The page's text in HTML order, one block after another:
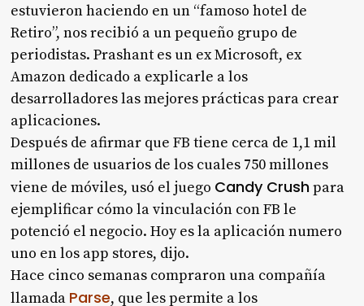
estuvieron haciendo en un “famoso hotel de
Retiro”, nos recibió a un pequeño grupo de
periodistas. Prashant es un ex Microsoft, ex
Amazon dedicado a explicarle a los
desarrolladores las mejores prácticas para crear
aplicaciones.
Después de afirmar que FB tiene cerca de 1,1 mil
millones de usuarios de los cuales 750 millones
viene de móviles, usó el juego Candy Crushpara
ejemplificar cómo la vinculación con FB le
potenció el negocio. Hoy es la aplicación numero
uno en los app stores, dijo.
Hace cinco semanas compraron una compañía
llamada Parse, que les permite a los